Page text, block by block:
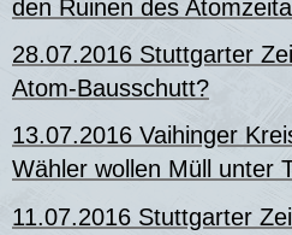
den Ruinen des
28.07.2016 Stuttgarter
Atom-Bausschutt?
13.07.2016 Vaihinger
Wähler wollen Müll unter
11.07.2016 Stuttgarter